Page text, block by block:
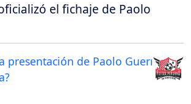
el fichaje de Paolo